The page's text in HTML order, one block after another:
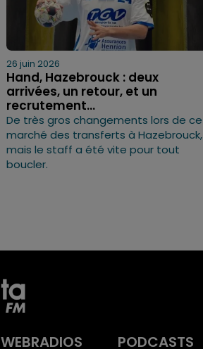
26 juin 2026
Hand, Hazebrouck : deux
arrivées, un retour, et un
recrutement...
De très gros changements lors de ce
marché des transferts à Hazebrouck,
mais le staff a été vite pour tout
boucler.
WEBRADIOS PODCASTS